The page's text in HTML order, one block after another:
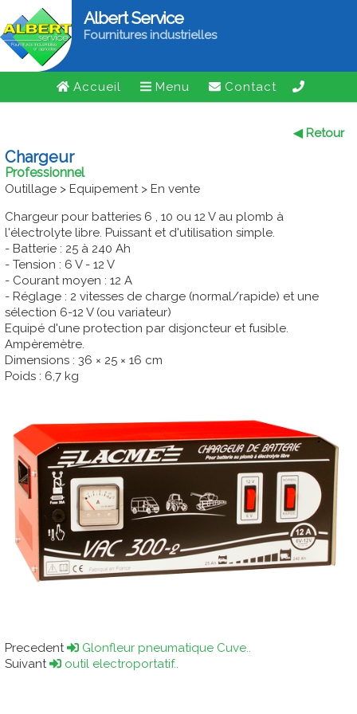
Albert Service
Fournitures industrielles
Accueil Menu Contact
◀ Retour
Chargeur
Professionnel
Outillage > Equipement > En vente
Chargeur pour batteries 6 , 10 ou 12 V au plomb à
l'électrolyte libre. Puissant et d'utilisation simple.
- Batterie : 25 à 240 Ah
- Tension : 6 V - 12 V
- Courant moyen : 12 A
- Réglage : 2 vitesses de charge (normal/rapide) et une
sélection 6-12 V (ou variateur)
Equipé d'une protection par disjoncteur et fusible.
Ampèremètre.
Dimensions : 36 × 25 × 16 cm
Poids : 6,7 kg
Precedent
Glonfleur pneumatique Cuve..
Suivant
outil electroportatif..